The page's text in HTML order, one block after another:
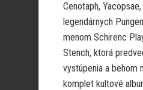
Cenotaph,
legendárnych
menom Schirenc
Stench, ktorá
vystúpenia a behom
komplet kultové